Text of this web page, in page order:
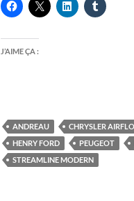
J’AIME ÇA :
ANDREAU CHRYSLER
HENRY FORD
PEUGEOT
STREAMLINE MODERN